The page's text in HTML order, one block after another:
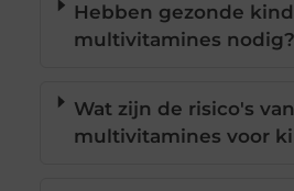
Hebben gezonde
multivitamines nodig?
Wat zijn de risico's van
multivitamines voor